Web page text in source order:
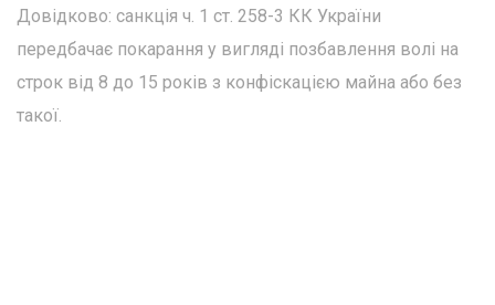
Довідково: санкція ч. 1 ст. 258-3 КК України
передбачає покарання у вигляді позбавлення волі на
строк від 8 до 15 років з конфіскацією майна або без
такої.